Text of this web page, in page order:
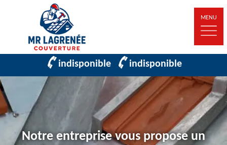
MENU
indisponible indisponible
Notre entreprise vous propose un